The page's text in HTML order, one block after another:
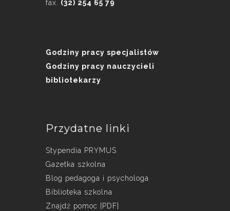
fax.
(32) 254 65 79
Godziny pracy specjalistów
Godziny pracy nauczycieli
bibliotekarzy
Przydatne linki
Stypendia PRYMUS
Gazetka szkolna
Blog pedagoga i psychologa
Biblioteka szkolna
Znajdź pomoc [PDF]